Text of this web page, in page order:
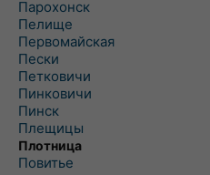
Парохонск
Пелище
Первомайская
Пески
Петковичи
Пинковичи
Пинск
Плещицы
Плотница
Повитье